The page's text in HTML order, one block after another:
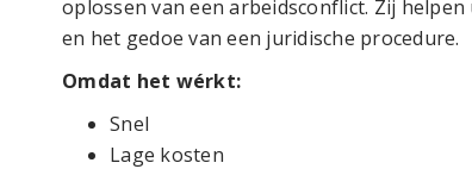
oplossen van een arbeidsconflict. Zij
en het gedoe van een juridische procedure.
Omdat het wérkt:
Snel
Lage kosten